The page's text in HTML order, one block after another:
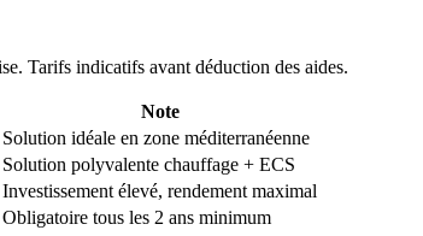
Tarifs indicatifs avant déduction des aides.
Note
Solution idéale en zone méditerranéenne
Solution polyvalente chauffage + ECS
Investissement élevé, rendement maximal
Obligatoire tous les 2 ans minimum